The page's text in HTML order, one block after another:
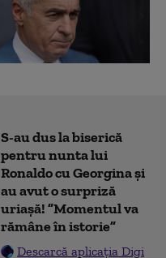
S-au dus la biserică
pentru nunta lui
Ronaldo cu Georgina și
au avut o surpriză
uriașă! ”Momentul va
rămâne în istorie”
Descarcă aplicația Digi